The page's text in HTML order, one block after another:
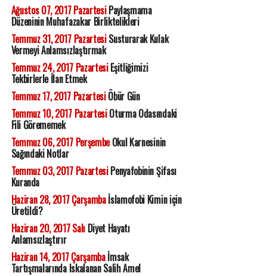
Ağustos 07, 2017 PazartesiPaylaşmama
Düzeninin Muhafazakar Birliktelikleri
Temmuz 31, 2017 PazartesiSusturarak Kulak
Vermeyi Anlamsızlaştırmak
Temmuz 24, 2017 PazartesiEşitliğimizi
Tekbirlerle İlan Etmek
Temmuz 17, 2017 PazartesiÖbür Gün
Temmuz 10, 2017 PazartesiOturma Odasındaki
Fili Görememek
Temmuz 06, 2017 PerşembeOkul Karnesinin
Sağındaki Notlar
Temmuz 03, 2017 PazartesiPenyafobinin Şifası
Kuranda
Haziran 28, 2017 Çarşambaİslamofobi Kimin için
Üretildi?
Haziran 20, 2017 SalıDiyet Hayatı
Anlamsızlaştırır
Haziran 14, 2017 Çarşambaİmsak
Tartışmalarında Iskalanan Salih Amel